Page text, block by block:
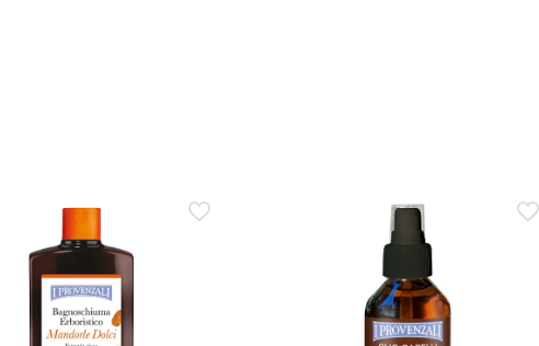
nach der Dusche weich?
im Duschgel?
den täglichen Gebrauch achten?
leicht abspülen lassen und die Haut nach der Anwendung weich
zu gestalten.